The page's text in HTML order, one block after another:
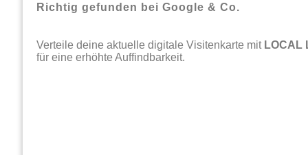
Richtig gefunden bei Google & Co.
Verteile deine aktuelle digitale Visitenkarte mit LOCAL
für eine erhöhte Auffindbarkeit.